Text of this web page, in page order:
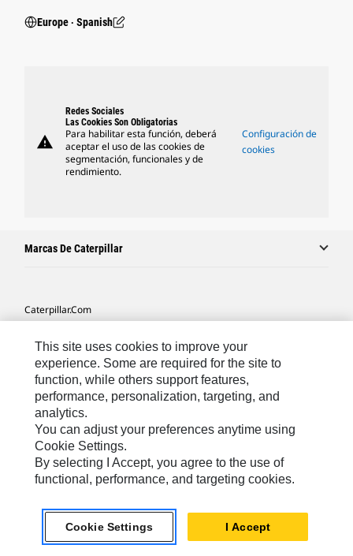
Europe ‧ Spanish
warning
Redes Sociales
Las Cookies Son Obligatorias
Para habilitar esta función, deberá
aceptar el uso de las cookies de
segmentación, funcionales y de
rendimiento.
Configuración de
cookies
Marcas De Caterpillar
Caterpillar.com
Mis Preferencias De Marketing
Mapa Del Sitio
Cookie Settings
Aviso Legal
Privacidad
Europe-Spanish© 2026 Caterpillar. Reservados todos los derechos
This site uses cookies to improve your
experience. Some are required for the site to
function, while others support features,
performance, personalization, targeting, and
analytics.
You can adjust your preferences anytime using
Cookie Settings.
By selecting I Accept, you agree to the use of
functional, performance, and targeting cookies.
Cookie Settings I Accept